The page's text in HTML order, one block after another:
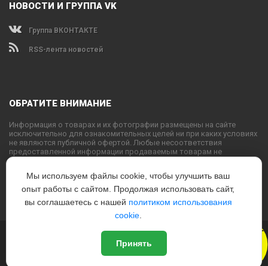
НОВОСТИ И ГРУППА VK
Группа ВКОНТАКТЕ
RSS-лента новостей
ОБРАТИТЕ ВНИМАНИЕ
Информация о товарах и их фотографии размещены на сайте
исключительно для ознакомительных целей ни при каких условиях
не являются публичной офертой. Любые несоответствия
предоставленной информации продаваемым товарам не
являются основанием для претензий, так как внешний вид и
свое усмотрение.
Использование текстовых или графических материалов с сайта
запрещено без согласования с администрацией USPORTS
Политика конфиденциальности
Мы используем файлы cookie, чтобы улучшить ваш
опыт работы с сайтом. Продолжая использовать сайт,
вы соглашаетесь с нашей политиком использования
cookie.
Принять
Новый